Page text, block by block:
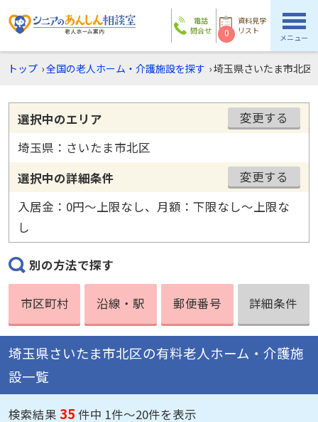
電話
問合せ
資料見学
リスト
0 メニュー
トップ ›全国の老人ホーム・介護施設を探す ›埼玉県さいたま市北区
選択中のエリア
変更する
埼玉県：さいたま市北区
選択中の詳細条件
変更する
入居金：0円〜上限なし、月額：下限なし〜上限な
し
別の方法で探す
市区町村 沿線・駅 郵便番号 詳細条件
埼玉県さいたま市北区の有料老人ホーム・介護施
設一覧
検索結果 35 件中 1件～20件を表示